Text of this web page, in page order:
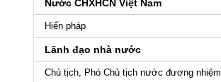
Nước CHXHCN Việt Nam
Hiến pháp
Lãnh đạo nhà nước
Chủ tịch, Phó Chủ tịch nước đương nhiệm